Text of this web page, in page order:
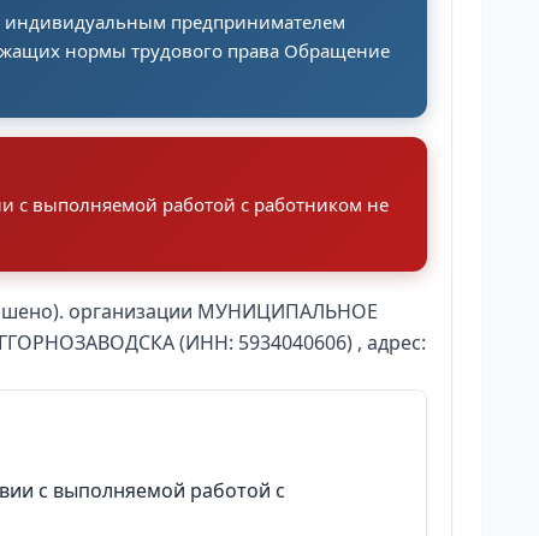
индивидуальным предпринимателем
нормы трудового права Обращение
с выполняемой работой с работником не
организации МУНИЦИПАЛЬНОЕ
(ИНН: 5934040606) , адрес:
с выполняемой работой с